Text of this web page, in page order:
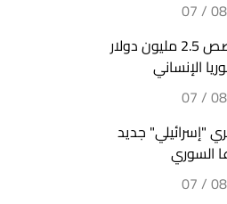
الكويت تخصص 2.5 مليون دولار
الإنساني
"إسرائيلي" جديد
السوري